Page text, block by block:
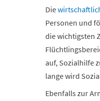
Die
Personen und
die wichtigsten
auf, Sozialhilfe
lange wird
Ebenfalls zur